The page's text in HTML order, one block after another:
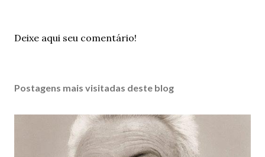
P
a
u
Deixe aqui seu comentário!
Postagens mais visitadas deste blog